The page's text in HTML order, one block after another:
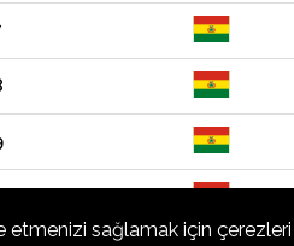
sağlamak için çerezleri